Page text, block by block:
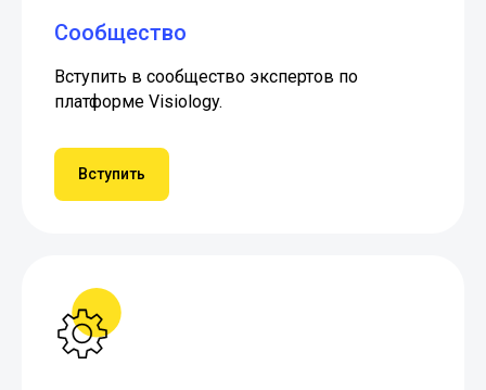
Сообщество
Вступить в сообщество экспертов по
платформе Visiology.
Вступить